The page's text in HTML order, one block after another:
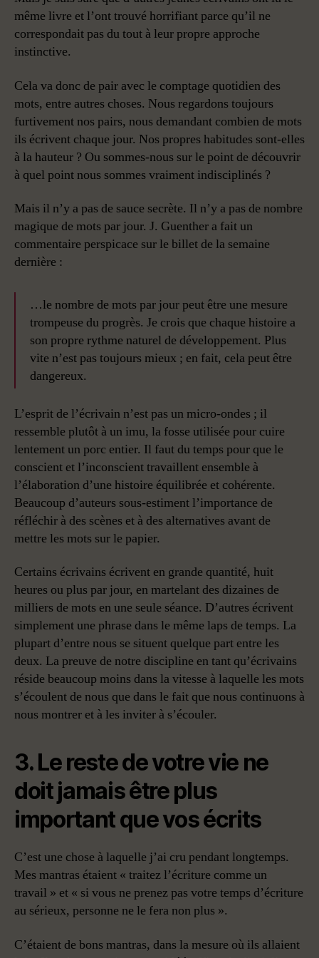
même livre et l’ont trouvé horrifiant parce qu’il ne
correspondait pas du tout à leur propre approche
instinctive.
Cela va donc de pair avec le comptage quotidien des
mots, entre autres choses. Nous regardons toujours
furtivement nos pairs, nous demandant combien de mots
ils écrivent chaque jour. Nos propres habitudes sont-elles
à la hauteur ? Ou sommes-nous sur le point de découvrir
à quel point nous sommes vraiment indisciplinés ?
Mais il n’y a pas de sauce secrète. Il n’y a pas de nombre
magique de mots par jour. J. Guenther a fait un
commentaire perspicace sur le billet de la semaine
dernière :
…le nombre de mots par jour peut être une mesure
trompeuse du progrès. Je crois que chaque histoire a
son propre rythme naturel de développement. Plus
vite n’est pas toujours mieux ; en fait, cela peut être
dangereux.
L’esprit de l’écrivain n’est pas un micro-ondes ; il
ressemble plutôt à un imu, la fosse utilisée pour cuire
lentement un porc entier. Il faut du temps pour que le
conscient et l’inconscient travaillent ensemble à
l’élaboration d’une histoire équilibrée et cohérente.
Beaucoup d’auteurs sous-estiment l’importance de
réfléchir à des scènes et à des alternatives avant de
mettre les mots sur le papier.
Certains écrivains écrivent en grande quantité, huit
heures ou plus par jour, en martelant des dizaines de
milliers de mots en une seule séance. D’autres écrivent
simplement une phrase dans le même laps de temps. La
plupart d’entre nous se situent quelque part entre les
deux. La preuve de notre discipline en tant qu’écrivains
réside beaucoup moins dans la vitesse à laquelle les mots
s’écoulent de nous que dans le fait que nous continuons à
nous montrer et à les inviter à s’écouler.
3. Le reste de votre vie ne
doit jamais être plus
important que vos écrits
C’est une chose à laquelle j’ai cru pendant longtemps.
Mes mantras étaient « traitez l’écriture comme un
travail » et « si vous ne prenez pas votre temps d’écriture
au sérieux, personne ne le fera non plus ».
C’étaient de bons mantras, dans la mesure où ils allaient